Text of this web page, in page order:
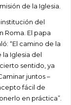
de la Iglesia.
del
Roma. El papa
“El camino de la
Iglesia del
sentido, ya
juntos –
fácil de
en práctica”.